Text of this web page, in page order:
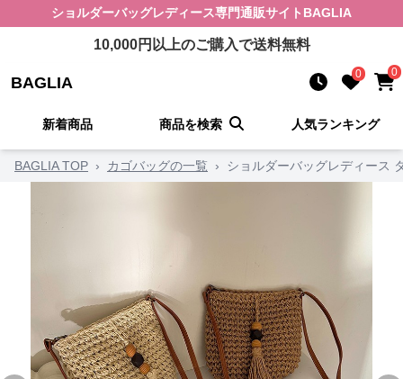
ショルダーバッグレディース専門通販サイト BAGLIA
10,000円以上のご購入で送料無料
BAGLIA 0 0
新着商品 商品を検索 人気ランキング
BAGLIA TOP › カゴバッグの一覧 › ショルダーバッグレディース